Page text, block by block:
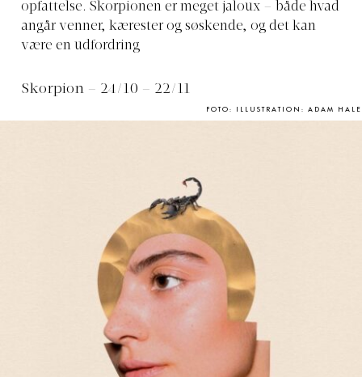
opfattelse. Skorpionen er meget jaloux – både hvad
angår venner, kærester og søskende, og det kan
være en udfordring
Skorpion – 24/10 – 22/11
FOTO: ILLUSTRATION: ADAM HALE